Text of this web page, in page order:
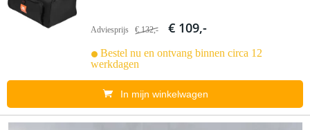
Adviesprijs € 132,- € 109,-
Bestel nu en ontvang binnen circa 12
werkdagen
In mijn winkelwagen